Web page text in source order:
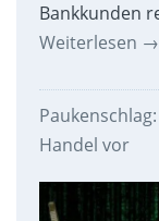
Bankkunden
Weiterlesen →
Handel vor